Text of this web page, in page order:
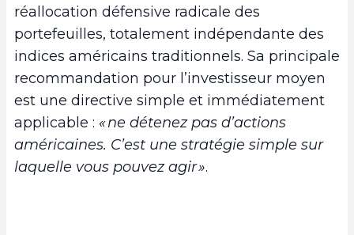
réallocation défensive radicale des
portefeuilles, totalement indépendante des
indices américains traditionnels. Sa principale
recommandation pour l’investisseur moyen
est une directive simple et immédiatement
applicable : « ne détenez pas d’actions
américaines. C’est une stratégie simple sur
laquelle vous pouvez agir ».